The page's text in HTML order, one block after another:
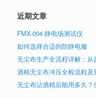
近期文章
FMX-004 静电场测试仪
如何选择合适的防静电服
无尘布生产全流程详解：
酒精无尘布冲压全检流程及
无尘布沾酒精后能用多久